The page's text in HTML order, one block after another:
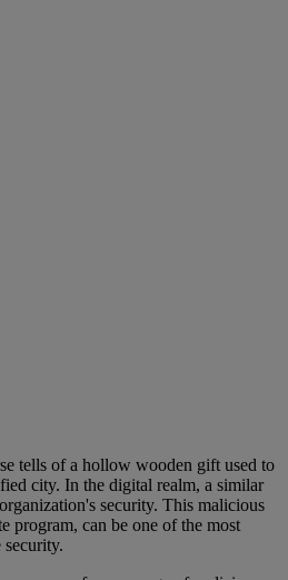
tells of a hollow wooden gift used to
city. In the digital realm, a similar
security. This malicious
program, can be one of the most
security.